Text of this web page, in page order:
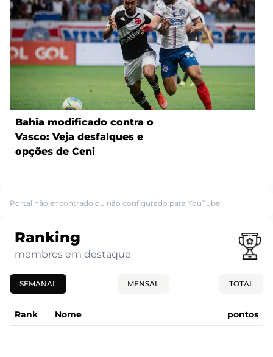
Bahia modificado contra o
Vasco: Veja desfalques e
opções de Ceni
Portal não encontrado ou não configurado para YouTube.
Ranking
membros em destaque
SEMANAL MENSAL TOTAL
Rank Nome pontos